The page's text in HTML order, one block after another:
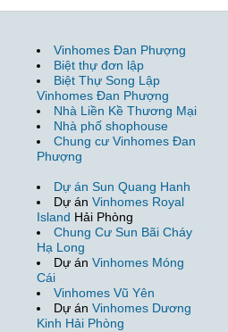
Vinhomes Đan Phượng
Biệt thự đơn lập
Biệt Thự Song Lập
Vinhomes Đan Phượng
Nhà Liền Kề Thương Mại
Nhà phố shophouse
Chung cư Vinhomes Đan
Phượng
Dự án Sun Quang Hanh
Dự án Vinhomes Royal
Island Hải Phòng
Chung Cư Sun Bãi Cháy
Hạ Long
Dự án Vinhomes Móng
Cái
Vinhomes Vũ Yên
Dự án Vinhomes Dương
Kinh Hải Phòng